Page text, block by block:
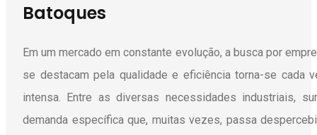
Batoques
Em um mercado em constante evolução, a busca por
se destacam pela qualidade e eficiência torna-se cada
intensa. Entre as diversas necessidades industriais,
demanda específica que, muitas vezes, passa